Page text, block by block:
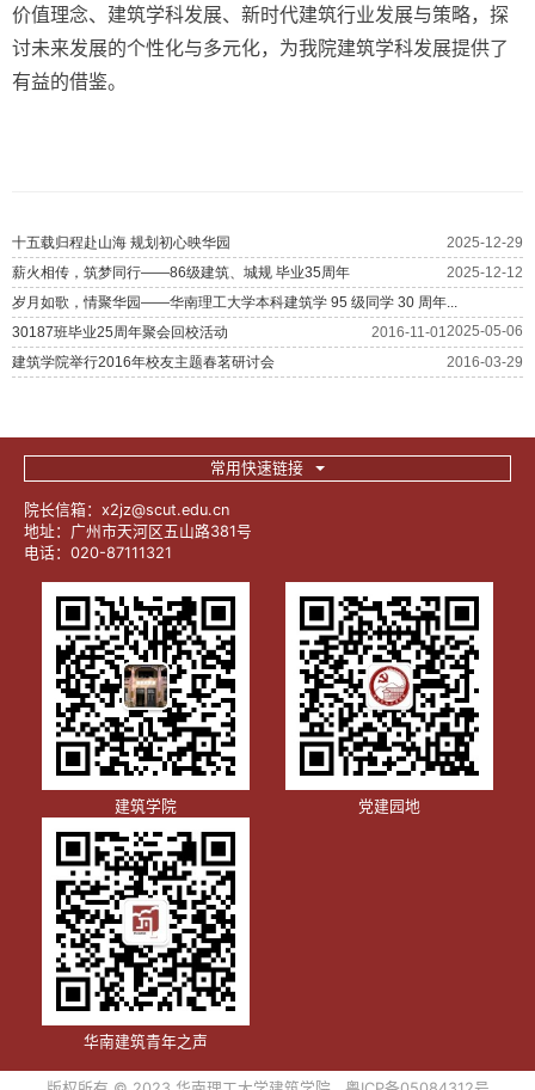
价值理念、建筑学科发展、新时代建筑行业发展与策略，探
讨未来发展的个性化与多元化，为我院建筑学科发展提供了
有益的借鉴。
常用快速链接
院长信箱：x2jz@scut.edu.cn
地址：广州市天河区五山路381号
电话：020-87111321
建筑学院 党建园地
华南建筑青年之声